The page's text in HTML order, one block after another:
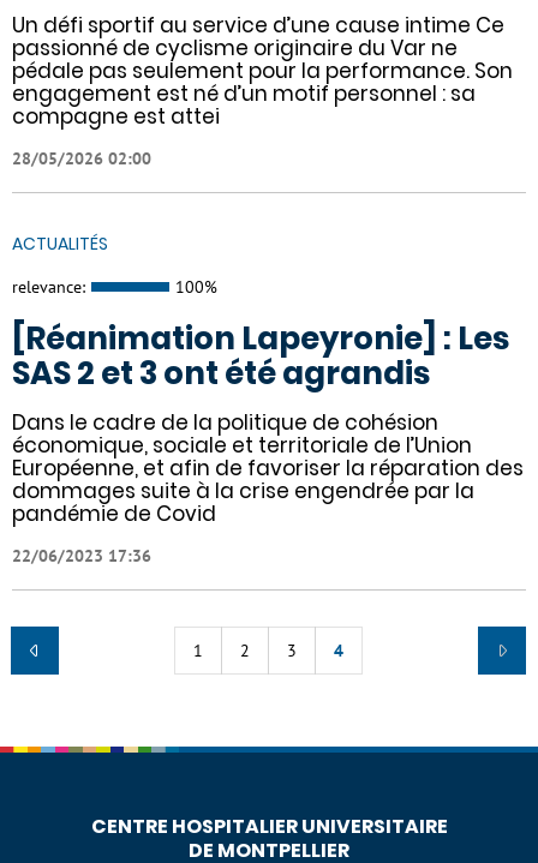
Un défi sportif au service d’une cause intime Ce
passionné de cyclisme originaire du Var ne
pédale pas seulement pour la performance. Son
engagement est né d’un motif personnel : sa
compagne est attei
28/05/2026 02:00
ACTUALITÉS
relevance: 100%
[Réanimation Lapeyronie] : Les
SAS 2 et 3 ont été agrandis
Dans le cadre de la politique de cohésion
économique, sociale et territoriale de l’Union
Européenne, et afin de favoriser la réparation des
dommages suite à la crise engendrée par la
pandémie de Covid
22/06/2023 17:36
1 2 3 4
CENTRE HOSPITALIER UNIVERSITAIRE
DE MONTPELLIER